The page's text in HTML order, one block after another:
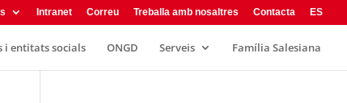
Intranet Correu Treballa amb nosaltres Contacta ES
i entitats socials ONGD Serveis Família Salesiana